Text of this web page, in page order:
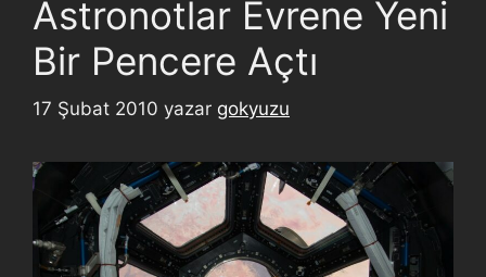
Astronotlar Evrene Yeni
Bir Pencere Açtı
17 Şubat 2010 yazar gokyuzu